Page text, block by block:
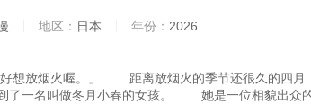
地区： 日本 年份： 2026
放烟火喔。」 距离放烟火的季节还很久的四
了一名叫做冬月小春的女孩。 她是一位相貌出众